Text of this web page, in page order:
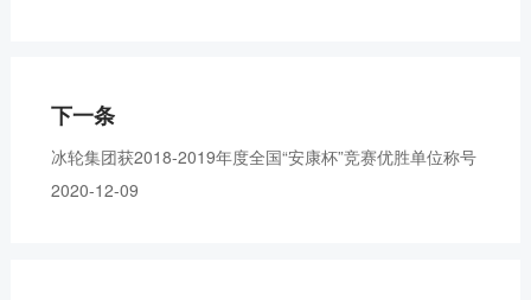
下一条
冰轮集团获2018-2019年度全国“安康杯”竞赛优胜单位称号
2020-12-09